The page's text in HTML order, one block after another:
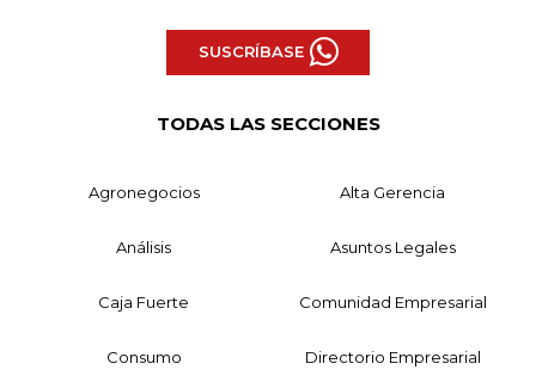
SUSCRÍBASE
TODAS LAS SECCIONES
Agronegocios Alta Gerencia
Análisis Asuntos Legales
Caja Fuerte Comunidad Empresarial
Consumo Directorio Empresarial